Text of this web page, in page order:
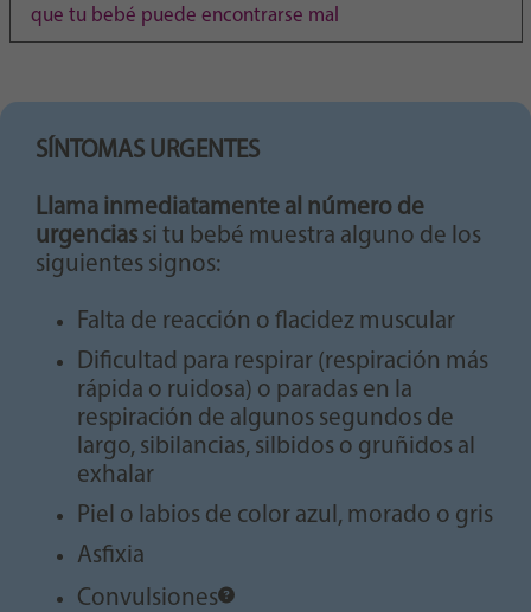
que tu bebé puede encontrarse mal
SÍNTOMAS URGENTES
Llama inmediatamente al número de
urgencias si tu bebé muestra alguno de los
siguientes signos:
Falta de reacción o flacidez muscular
Dificultad para respirar (respiración más
rápida o ruidosa) o paradas en la
respiración de algunos segundos de
largo, sibilancias, silbidos o gruñidos al
exhalar
Piel o labios de color azul, morado o gris
Asfixia
Convulsiones
Purpose
generierte ID, für die historische Speicherung